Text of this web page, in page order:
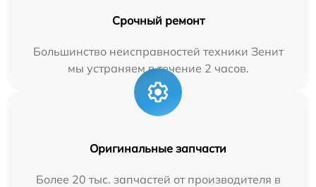
Срочный ремонт
Большинство неисправностей техники Зенит
мы устраняем в течение 2 часов.
Оригинальные запчасти
Более 20 тыс. запчастей от производителя в